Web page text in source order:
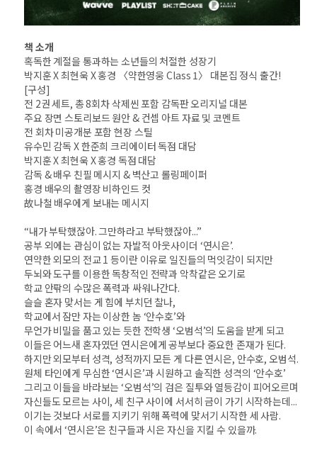
책 소개
혹독한 계절을 통과하는 소년들의 처절한 성장기
박지훈 X 최현욱 X 홍경 〈약한영웅 Class 1〉 대본집 정식 출간!
[구성]
전 2권 세트, 총 8회차 삭제씬 포함 감독판 오리지널 대본
주요 장면 스토리보드 원안 & 컨셉 아트 자료 및 코멘트
전 회차 미공개분 포함 현장 스틸
유수민 감독 X 한준희 크리에이터 독점 대담
박지훈 X 최현욱 X 홍경 독점 대담
감독 & 배우 친필 메시지 & 벽산고 롤링페이퍼
홍경 배우의 촬영장 비하인드 컷
故나철 배우에게 보내는 메시지
“내가 부탁했잖아. 그만하라고 부탁했잖아...”
공부 외에는 관심이 없는 자발적 아웃사이더 ‘연시은’.
연약한 외모의 전교 1 등이란 이유로 일진들의 먹잇감이 되지만
두뇌와 도구를 이용한 독창적인 전략과 악착같은 오기로
학교 안팎의 수많은 폭력과 싸워나간다.
슬슬 혼자 맞서는 게 힘에 부치던 찰나,
학교에서 잠만 자는 이상한 놈 ‘안수호’와
무언가 비밀을 품고 있는 듯한 전학생 ‘오범석’의 도움을 받게 되고
이들은 어느새 혼자였던 연시은에게 공부보다 중요한 존재가 된다.
하지만 외모부터 성격, 성적까지 모든 게 다른 연시은, 안수호, 오범석.
원체 타인에게 무심한 ‘연시은’과 시원하고 솔직한 성격의 ‘안수호’
그리고 이들을 바라보는 ‘오범석’의 검은 질투와 열등감이 피어오르며
자신들도 모르는 사이, 세 친구 사이에 서서히 금이 가기 시작하는데...
이기는 것보다 서로를 지키기 위해 폭력에 맞서기 시작한 세 사람.
이 속에서 ‘연시은’은 친구들과 시은 자신을 지킬 수 있을까.